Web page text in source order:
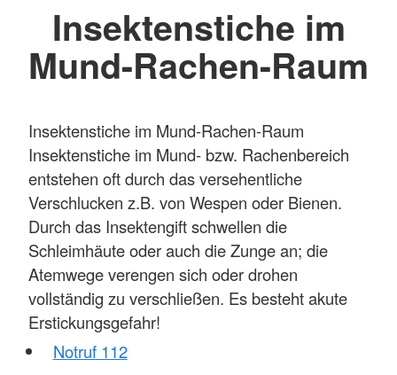
Insektenstiche im
Mund-Rachen-Raum
Insektenstiche im Mund-Rachen-Raum
Insektenstiche im Mund- bzw. Rachenbereich
entstehen oft durch das versehentliche
Verschlucken z.B. von Wespen oder Bienen.
Durch das Insektengift schwellen die
Schleimhäute oder auch die Zunge an; die
Atemwege verengen sich oder drohen
vollständig zu verschließen. Es besteht akute
Erstickungsgefahr!
Notruf 112